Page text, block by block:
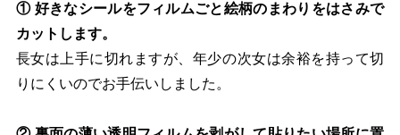
① 好きなシールをフィルムごと絵柄のまわりをはさみで
カットします。
長女は上手に切れますが、年少の次女は余裕を持って切
りにくいのでお手伝いしました。